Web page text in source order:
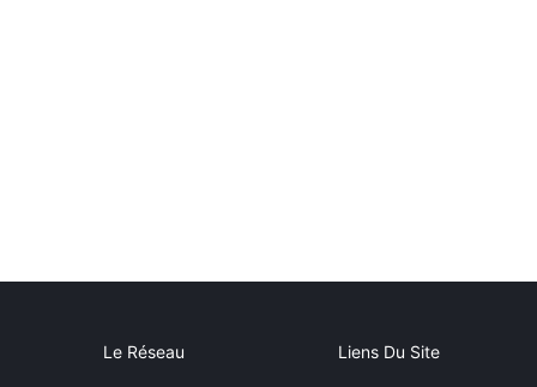
Le Réseau Liens Du Site